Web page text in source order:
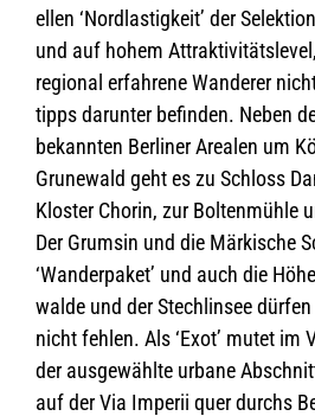
el­len ‘Nord­las­tig­keit’ der
und auf hohem
regio­nal erfah­rene Wan­de­rer
tipps dar­un­ter befin­den. Neben
bekann­ten Ber­li­ner Area­len um
Gru­ne­wald geht es zu Schloss
Klos­ter Cho­rin, zur Bol­ten­mühle
Der Grum­sin und die Mär­ki­sche
‘Wan­der­pa­ket’ und auch die
walde und der Stech­lin­see
nicht feh­len. Als ‘Exot’ mutet im
der aus­ge­wählte urbane
auf der Via Impe­rii quer durchs